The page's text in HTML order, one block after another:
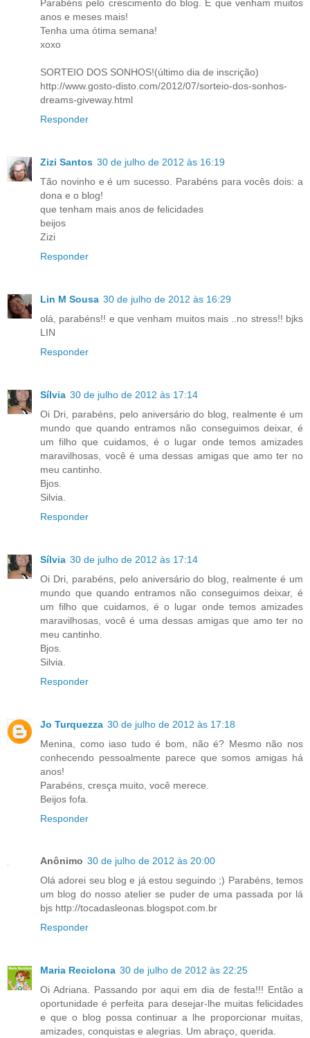
Parabéns pelo crescimento do blog. E que venham muitos
anos e meses mais!
Tenha uma ótima semana!
xoxo
SORTEIO DOS SONHOS!(último dia de inscrição)
http://www.gosto-disto.com/2012/07/sorteio-dos-sonhos-
dreams-giveway.html
Responder
Zizi Santos 30 de julho de 2012 às 16:19
Tão novinho e é um sucesso. Parabéns para vocês dois: a
dona e o blog!
que tenham mais anos de felicidades
beijos
Zizi
Responder
Lin M Sousa 30 de julho de 2012 às 16:29
olá, parabéns!! e que venham muitos mais ..no stress!! bjks
LIN
Responder
Sílvia 30 de julho de 2012 às 17:14
Oi Dri, parabéns, pelo aniversário do blog, realmente é um
mundo que quando entramos não conseguimos deixar, é
um filho que cuidamos, é o lugar onde temos amizades
maravilhosas, você é uma dessas amigas que amo ter no
meu cantinho.
Bjos.
Silvia.
Responder
Sílvia 30 de julho de 2012 às 17:14
Oi Dri, parabéns, pelo aniversário do blog, realmente é um
mundo que quando entramos não conseguimos deixar, é
um filho que cuidamos, é o lugar onde temos amizades
maravilhosas, você é uma dessas amigas que amo ter no
meu cantinho.
Bjos.
Silvia.
Responder
Jo Turquezza 30 de julho de 2012 às 17:18
Menina, como iaso tudo é bom, não é? Mesmo não nos
conhecendo pessoalmente parece que somos amigas há
anos!
Parabéns, cresça muito, você merece.
Beijos fofa.
Responder
Anônimo 30 de julho de 2012 às 20:00
Olá adorei seu blog e já estou seguindo ;) Parabéns, temos
um blog do nosso atelier se puder de uma passada por lá
bjs http://tocadasleonas.blogspot.com.br
Responder
Maria Reciclona 30 de julho de 2012 às 22:25
Oi Adriana. Passando por aqui em dia de festa!!! Então a
oportunidade é perfeita para desejar-lhe muitas felicidades
e que o blog possa continuar a lhe proporcionar muitas,
amizades, conquistas e alegrias. Um abraço, querida.